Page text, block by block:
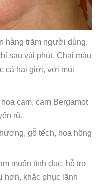
hàng trăm người dùng,
sau vài phút. Chai màu
cả hai giới, với mùi
cam, cam Bergamot
rũ.
gỗ tếch, hoa hồng
muốn tình dục, hỗ trợ
hơn, khắc phục lãnh